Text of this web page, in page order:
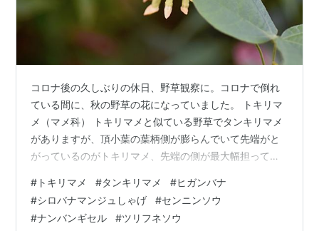
コロナ後の久しぶりの休日、野草観察に。コロナで倒れ
ている間に、秋の野草の花になっていました。 トキリマ
メ（マメ科） トキリマメと似ている野草でタンキリマメ
がありますが、頂小葉の葉柄側が膨らんでいて先端がと
がっているのがトキリマメ、先端の側が最大幅担ってい
の写真を下に載せました。 トキリマメ以外に撮影した野
草たち。 ツリフネソウ（ツリフネソウ科） ヒガンバナ
（ヒガンバナ科） シロバナマンジュシャゲ（ヒガンバナ
# トキリマメ #タンキリマメ #ヒガンバナ
#シロバナマンジュしゃげ #センニンソウ
#ナンバンギセル #ツリフネソウ